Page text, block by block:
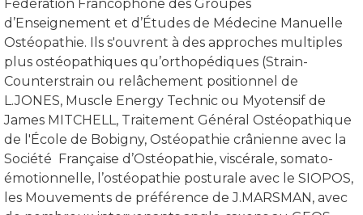
Fédération Francophone des Groupes
d’Enseignement et d’Études de Médecine Manuelle
Ostéopathie. Ils s'ouvrent à des approches multiples
plus ostéopathiques qu’orthopédiques (Strain-
Counterstrain ou relâchement positionnel de
L.JONES, Muscle Energy Technic ou Myotensif de
James MITCHELL, Traitement Général Ostéopathique
de l'École de Bobigny, Ostéopathie crânienne avec la
Société Française d’Ostéopathie, viscérale, somato-
émotionnelle, l’ostéopathie posturale avec le SIOPOS,
les Mouvements de préférence de J.MARSMAN, avec